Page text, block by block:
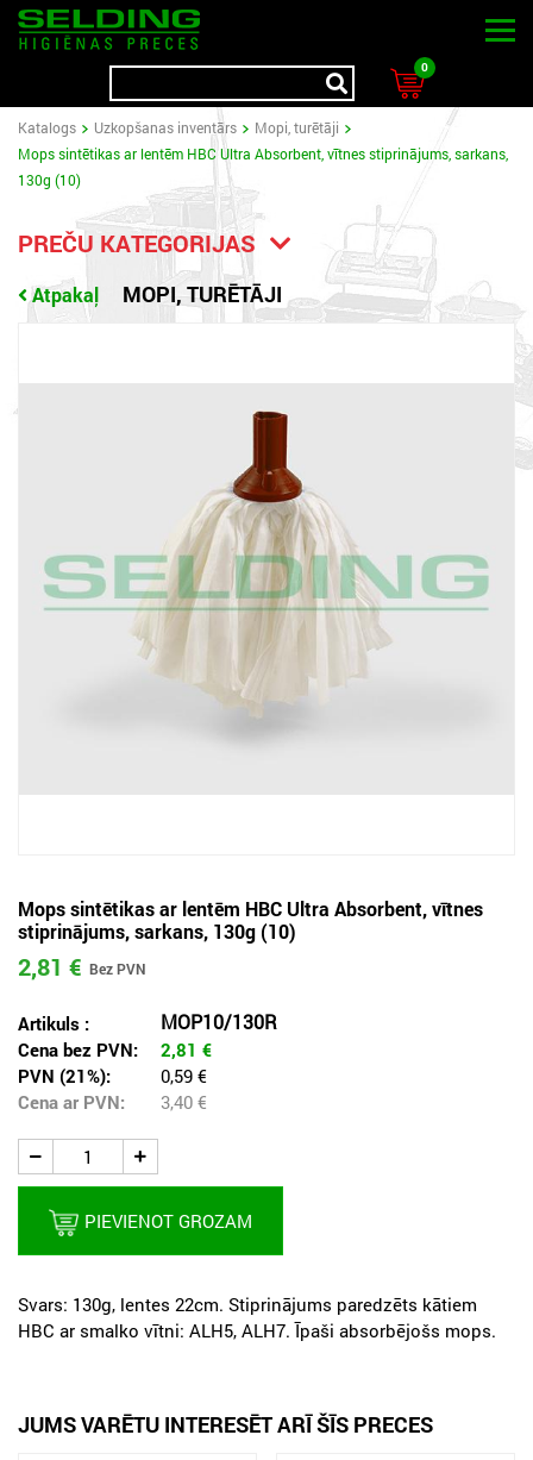
0
Katalogs Uzkopšanas inventārs
Mopi, turētāji
Mops sintētikas ar lentēm HBC Ultra Absorbent, vītnes stiprinājums, sarkans,
130g (10)
PREČU KATEGORIJAS
Atpakaļ MOPI, TURĒTĀJI
Mops sintētikas ar lentēm HBC Ultra Absorbent, vītnes
stiprinājums, sarkans, 130g (10)
2,81 €
Artikuls : MOP10/130R
Cena bez PVN: 2,81 €
PVN (21%):
0,59 €
Cena ar PVN:
3,40 €
PIEVIENOT GROZAM
Svars: 130g, lentes 22cm. Stiprinājums paredzēts kātiem
HBC ar smalko vītni: ALH5, ALH7. Īpaši absorbējošs mops.
JUMS VARĒTU INTERESĒT ARĪ ŠĪS PRECES